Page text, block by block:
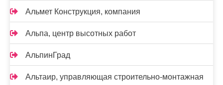
Альмет Конструкция, компания
Альпа, центр высотных работ
АльпинГрад
Альтаир, управляющая строительно-монтажная